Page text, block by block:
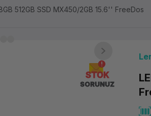
512GB SSD MX450/2GB 15.6'' FreeDos
STOK
SORUNUZ